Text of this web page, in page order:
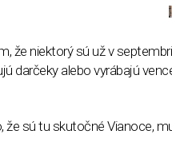
že niektorý sú už v
darčeky alebo vyrábajú
že sú tu skutočné Vianoce,